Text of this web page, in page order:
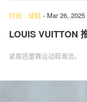
时尚 . 球鞋 - Mar 26, 2025
LOUIS VUITTON
紧跟芭蕾舞运动鞋潮流。